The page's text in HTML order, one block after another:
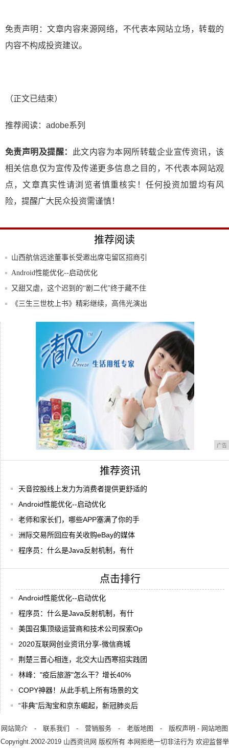
免责声明：文章内容来源网络，不代表本网站立场，转载的
内容不构成投资建议。
（正文已结束）
推荐阅读： adobe系列
免责声明及提醒：
此文内容为本网所转载企业宣传资讯，该
相关信息仅为宣传及传递更多信息之目的，不代表本网站观
点，文章真实性请浏览者慎重核实！任何投资加盟均有风
险，提醒广大民众投资需谨慎！
推荐阅读
山西航信远途董事长受邀出席屯留区招商引
资项目
Android性能优化--启动优化
又甜又虐，这个迟到的“剧二代”终于藏不住
了
《三生三世枕上书》精彩继续，高伟光演出
凤九脸垮了？迪丽热巴明明可爱到爆，这部
广告
推荐资讯
天音控股线上发力为消费者提供更舒适的
Android性能优化--启动优化
老师和家长们，哪些APP塞满了你的手
洲际交易所回应有关收购eBay的媒体
程序员：什么是Java反射机制，有什
点击排行
Android性能优化--启动优化
程序员：什么是Java反射机制，有什
美国召集顶级运营商和技术公司探索Op
2020互联网创业资讯分享-微信商城
荆楚三晋心相连，北交大山西寒招实践团
林峰："疫后旅游"怎么干？增长40%
COPY神器！从此手机上所有场景的文
“非典”后淘宝和京东崛起，新冠肺炎后
网站简介 - 联系我们 - 营销服务 - 老版地图 - 版权声明 - 网站地图
Copyright.2002-2019 山西资讯网 版权所有 本网拒绝一切非法行为 欢迎监督举